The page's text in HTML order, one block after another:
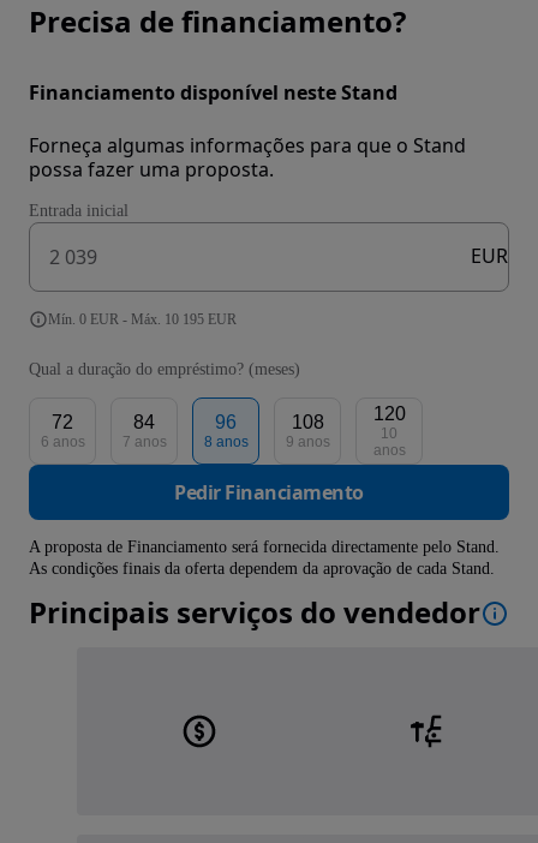
Precisa de financiamento?
Financiamento disponível neste Stand
Forneça algumas informações para que o Stand
possa fazer uma proposta.
Entrada inicial
EUR
Mín. 0 EUR - Máx. 10 195 EUR
Qual a duração do empréstimo? (meses)
72
6 anos
84
7 anos
96
8 anos
108
9 anos
120
10
anos
Pedir Financiamento
A proposta de Financiamento será fornecida directamente pelo Stand.
As condições finais da oferta dependem da aprovação de cada Stand.
Principais serviços do vendedor